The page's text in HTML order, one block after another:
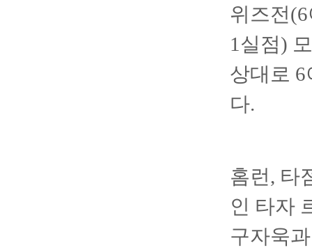
위즈전
1실점)
상대로
다.
홈런, 타
인 타자
구자욱